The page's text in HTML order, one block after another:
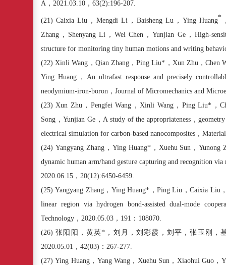
A ， 2021.03.10 ， 63(2):196-207.
(21) Caixia Liu ， Mengdi Li ， Baisheng Lu ， Ying Huang*
Zhang ， Shenyang Li ，Wei Chen ，Yunjian Ge， High-
structure for monitoring tiny human motions and writing
(22) Xinli Wang ， Qian Zhang，Ping Liu* ， Xun Zhu ，Chen
Ying Huang ， An ultrafast response and precisely
neodymium-iron-boron ， Journal of Micromechanics and
(23) Xun Zhu ， Pengfei Wang ， Xinli Wang， Ping Liu* ，
Song ，Yunjian Ge， A study of the appropriateness，geometry
electrical simulation for carbon-based nanocomposites ，
(24) Yangyang Zhang， Ying Huang*， Xuehu Sun ，Yunong
dynamic human arm/hand gesture capturing and recognition
2020.06.15 ， 20(12):6450-6459.
(25)Yangyang Zhang， Ying Huang* ， Ping Liu ，Caixia Liu
linear region via hydrogen bond-assisted dual-mode
Technology ， 2020.05.03 ， 191 ： 108070.
(26)张阳阳，黄英* ，刘月，刘彩霞，刘平，张玉刚，
2020.05.01 ， 42(03) ： 267-277.
(27)Ying Huang， Yang Wang， Xuehu Sun ， Xiaohui Guo ，